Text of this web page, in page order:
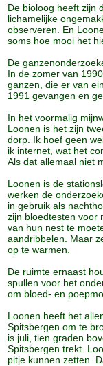
De bioloog heeft zijn
lichamelijke
observeren. En
soms hoe mooi het
De
In de zomer van
ganzen, die er van
1991 gevangen en
In het voormalig
Loonen is het zijn
dorp. Ik hoef geen
ik internet, wat het
Als dat allemaal niet
Loonen is de
werken de
in gebruik als
zijn bloedtesten voor
van hun nest te
aandribbelen. Maar
op te warmen.
De ruimte ernaast
spullen voor het
om bloed- en
Loonen heeft het
Spitsbergen om te
is juli, tien graden
Spitsbergen trekt.
pitje kunnen zetten.